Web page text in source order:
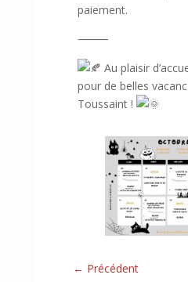
paiement.
⸻
Au plaisir
pour de belles
Toussaint !
← Précédent